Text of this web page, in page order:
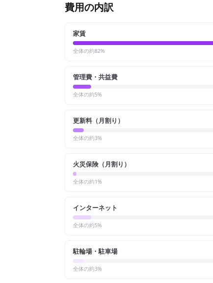
費用の内訳
家賃
全体の約82%
管理費・共益費
全体の約5%
更新料（月割り）
全体の約3%
火災保険（月割り）
全体の約1%
インターネット
全体の約5%
駐輪場・駐車場
全体の約3%